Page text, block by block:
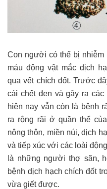
Con người có thể bị nhiễm
máu động vật mắc dịch
qua vết chích đốt. Trước
cái chết đen và gây ra
hiện nay vẫn còn là bệnh
ra rộng rãi ở quần thể
nông thôn, miền núi, dịch
và tiếp xúc với các loài
là những người thợ săn,
bệnh dịch hạch chích đốt
vừa giết được.